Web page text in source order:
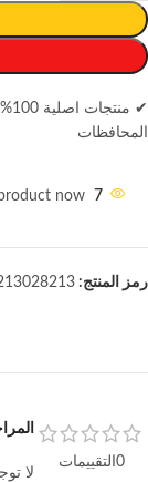
✔ منتجات اصلية 100%
المحافظات
7
now!
رمز المنتج:
0التقييمات
لا